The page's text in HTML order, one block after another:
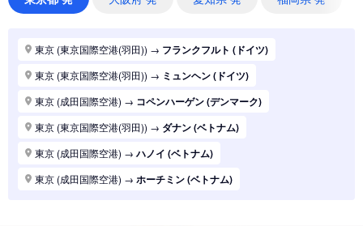
東京 (東京国際空港(羽田))
東京 (東京国際空港(羽田)) パリ (フランス)
東京 (東京国際空港(羽田)) ハノイ (ベトナム)
東京 (東京国際空港(羽田)) マニラ (フィリピン)
東京 (東京国際空港(羽田)) シンガポール (シンガポール)
東京 (東京国際空港(羽田)) ロンドン (イギリス(英国))
東京 (東京国際空港(羽田)) ホーチミン (ベトナム)
東京 (東京国際空港(羽田)) → フランクフルト (ドイツ)
東京 (東京国際空港(羽田)) → ミュンヘン (ドイツ)
東京 (成田国際空港) → コペンハーゲン (デンマーク)
東京 (東京国際空港(羽田)) → ダナン (ベトナム)
東京 (成田国際空港) → ハノイ (ベトナム)
東京 (成田国際空港) → ホーチミン (ベトナム)